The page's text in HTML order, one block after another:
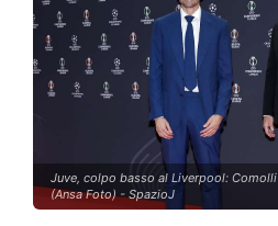
Juve, colpo basso al Liverpool:
(Ansa Foto) - SpazioJ